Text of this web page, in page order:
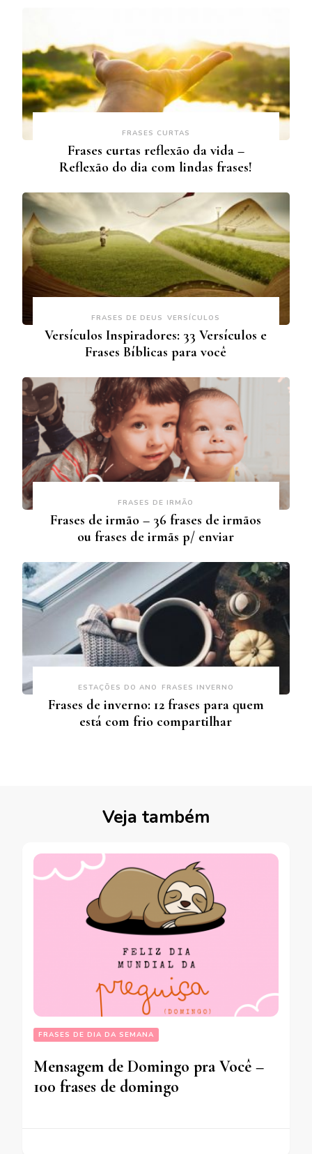
FRASES CURTAS
Frases curtas reflexão da vida –
Reflexão do dia com lindas frases!
FRASES DE DEUS VERSÍCULOS
Versículos Inspiradores: 33 Versículos e
Frases Bíblicas para você
FRASES DE IRMÃO
Frases de irmão – 36 frases de irmãos
ou frases de irmãs p/ enviar
ESTAÇÕES DO ANO FRASES INVERNO
Frases de inverno: 12 frases para quem
está com frio compartilhar
Veja também
FRASES DE DIA DA SEMANA
Mensagem de Domingo pra Você –
100 frases de domingo